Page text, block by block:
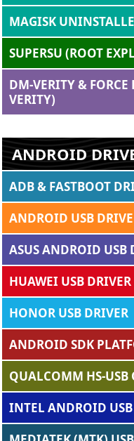
MAGISK
SUPERSU (ROOT
DM-VERITY &
VERITY)
ANDROID
ADB & FASTBOOT
ANDROID USB
ASUS ANDROID USB
HUAWEI USB DRIVER
HONOR USB DRIVER
ANDROID SDK
QUALCOMM HS-
INTEL ANDROID